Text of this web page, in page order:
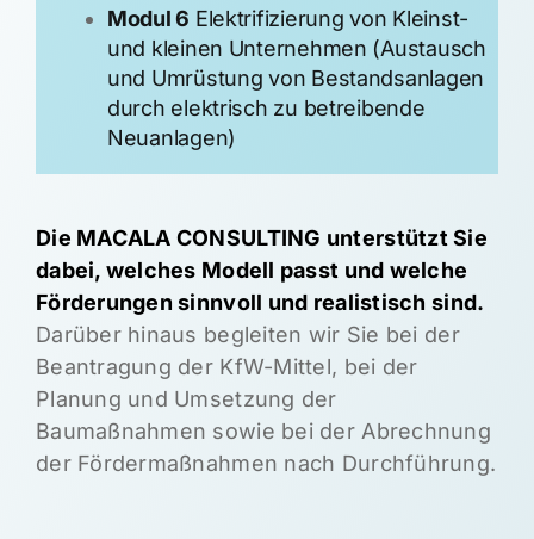
Modul 6 Elektrifizierung von Kleinst-
und kleinen Unternehmen (Austausch
und Umrüstung von Bestandsanlagen
durch elektrisch zu betreibende
Neuanlagen)
Die MACALA CONSULTING unterstützt Sie
dabei, welches Modell passt und welche
Förderungen sinnvoll und realistisch sind.
Darüber hinaus begleiten wir Sie bei der
Beantragung der KfW-Mittel, bei der
Planung und Umsetzung der
Baumaßnahmen sowie bei der Abrechnung
der Fördermaßnahmen nach Durchführung.